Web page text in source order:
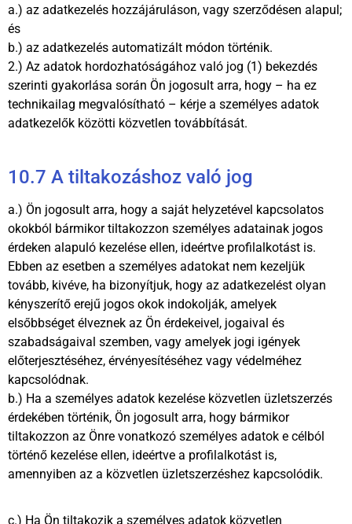
a.) az adatkezelés hozzájáruláson, vagy szerződésen alapul;
és
b.) az adatkezelés automatizált módon történik.
2.) Az adatok hordozhatóságához való jog (1) bekezdés
szerinti gyakorlása során Ön jogosult arra, hogy – ha ez
technikailag megvalósítható – kérje a személyes adatok
adatkezelők közötti közvetlen továbbítását.
10.7 A tiltakozáshoz való jog
a.) Ön jogosult arra, hogy a saját helyzetével kapcsolatos
okokból bármikor tiltakozzon személyes adatainak jogos
érdeken alapuló kezelése ellen, ideértve profilalkotást is.
Ebben az esetben a személyes adatokat nem kezeljük
tovább, kivéve, ha bizonyítjuk, hogy az adatkezelést olyan
kényszerítő erejű jogos okok indokolják, amelyek
elsőbbséget élveznek az Ön érdekeivel, jogaival és
szabadságaival szemben, vagy amelyek jogi igények
előterjesztéséhez, érvényesítéséhez vagy védelméhez
kapcsolódnak.
b.) Ha a személyes adatok kezelése közvetlen üzletszerzés
érdekében történik, Ön jogosult arra, hogy bármikor
tiltakozzon az Önre vonatkozó személyes adatok e célból
történő kezelése ellen, ideértve a profilalkotást is,
amennyiben az a közvetlen üzletszerzéshez kapcsolódik.
c.) Ha Ön tiltakozik a személyes adatok közvetlen